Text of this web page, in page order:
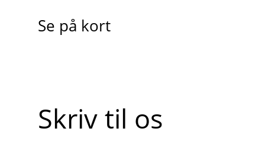
Se på kort
Skriv til os